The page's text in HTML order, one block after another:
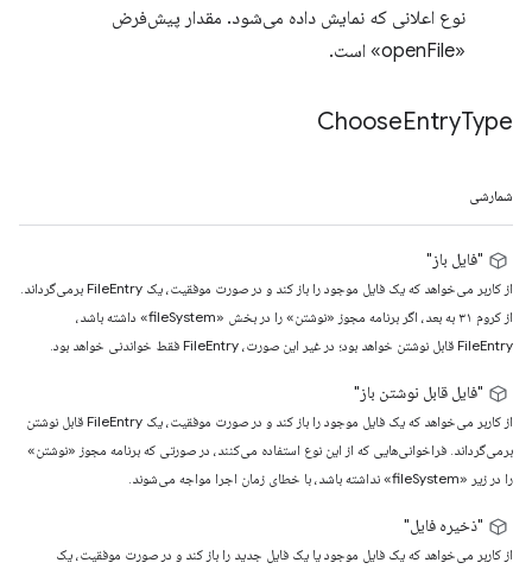
نوع اعلانی که نمایش داده می‌شود. مقدار پیش‌فرض
«openFile» است.
ChooseEntryType
شمارشی
"فایل باز"
از کاربر می‌خواهد که یک فایل موجود را باز کند و در صورت موفقیت، یک FileEntry برمی‌گرداند.
از کروم ۳۱ به بعد، اگر برنامه مجوز «نوشتن» را در بخش «fileSystem» داشته باشد،
FileEntry قابل نوشتن خواهد بود؛ در غیر این صورت، FileEntry فقط خواندنی خواهد بود.
"فایل قابل نوشتن باز"
از کاربر می‌خواهد که یک فایل موجود را باز کند و در صورت موفقیت، یک FileEntry قابل نوشتن
برمی‌گرداند. فراخوانی‌هایی که از این نوع استفاده می‌کنند، در صورتی که برنامه مجوز «نوشتن»
را در زیر «fileSystem» نداشته باشد، با خطای زمان اجرا مواجه می‌شوند.
"ذخیره فایل"
از کاربر می‌خواهد که یک فایل موجود یا یک فایل جدید را باز کند و در صورت موفقیت، یک